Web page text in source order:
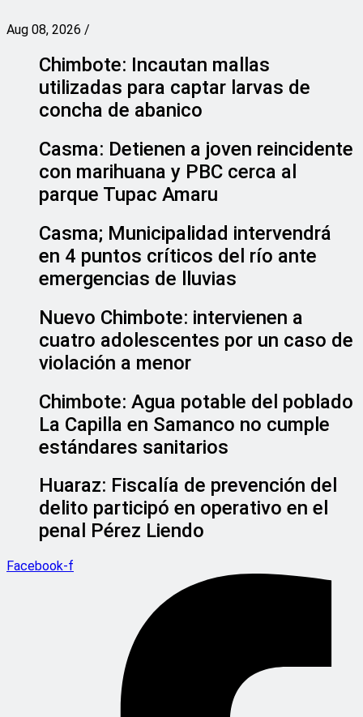
Aug 08, 2026 /
Chimbote: Incautan mallas
utilizadas para captar larvas de
concha de abanico
Casma: Detienen a joven reincidente
con marihuana y PBC cerca al
parque Tupac Amaru
Casma; Municipalidad intervendrá
en 4 puntos críticos del río ante
emergencias de lluvias
Nuevo Chimbote: intervienen a
cuatro adolescentes por un caso de
violación a menor
Chimbote: Agua potable del poblado
La Capilla en Samanco no cumple
estándares sanitarios
Huaraz: Fiscalía de prevención del
delito participó en operativo en el
penal Pérez Liendo
Facebook-f